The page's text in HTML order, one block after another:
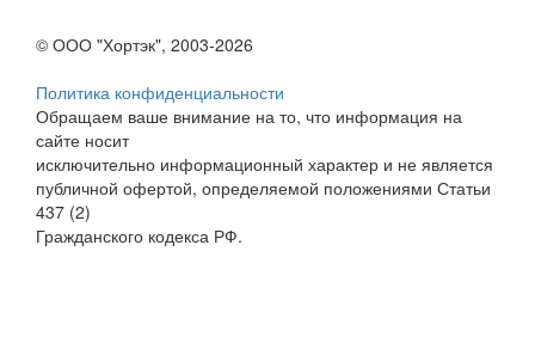
© ООО "Хортэк", 2003-2026
Политика конфиденциальности
Обращаем ваше внимание на то, что информация на
сайте носит
исключительно информационный характер и не является
публичной офертой, определяемой положениями Статьи
437 (2)
Гражданского кодекса РФ.